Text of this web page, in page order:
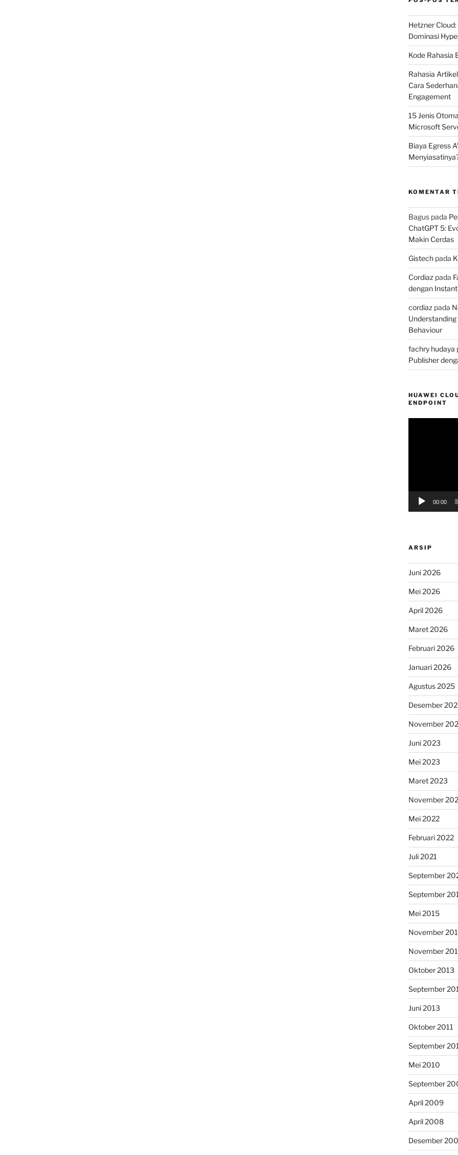
Hetzner
Dominasi
Kode Rahasia
Rahasia
Cara
Engagement
15 Jenis
Microsoft
Biaya Egress
KOMENTAR
Baguspada
ChatGPT 5:
Makin Cerdas
Gistechpada
Cordiaz pada
dengan
cordiaz pada
Behaviour
fachry hudaya
Publisher
HUAWEI
ENDPOINT
00:00
ARSIP
Juni 2026
Mei 2026
April 2026
Maret 2026
Februari 2026
Januari 2026
Agustus 2025
Desember
November
Juni 2023
Mei 2023
Maret 2023
November
Mei 2022
Februari 2022
Juli 2021
September
September
Mei 2015
November
November
Oktober 2013
September
Juni 2013
Oktober 2011
September
Mei 2010
September
April 2009
April 2008
Desember